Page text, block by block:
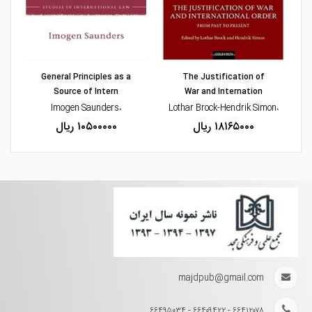
The Justification of
War and Internation
،Lothar Brock-Hendrik Simon
۱۸۱۶۵۰۰۰ ریال
General Principles as a
Source of Intern
،Imogen Saunders
۱۰۵۰۰۰۰۰ ریال
majdpub@gmail.com